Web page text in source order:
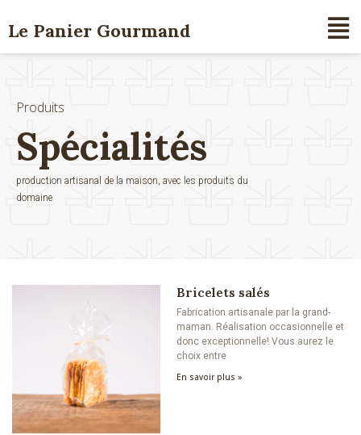
Le Panier Gourmand
Produits
Spécialités
production artisanal de la maison, avec les produits du
domaine
Bricelets salés
Fabrication artisanale par la grand-
maman. Réalisation occasionnelle et
donc exceptionnelle! Vous aurez le
choix entre
En savoir plus »